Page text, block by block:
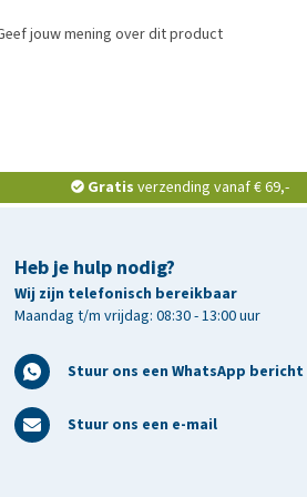
jouw mening over dit product
Gratis verzending vanaf € 69,-
Heb je hulp nodig?
Wij zijn telefonisch bereikbaar
Maandag t/m vrijdag: 08:30 - 13:00 uur
Stuur ons een WhatsApp bericht
Stuur ons een e-mail